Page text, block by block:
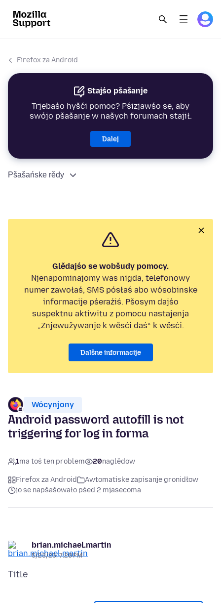
Firefox za Android
Stajśo pšašanje
Trjebaśo hyšći pomoc? Pśizjawśo se, aby
swójo pšašanje w našych forumach stajił.
Dalej
Pšašańske rědy
Glědajśo se wobšudy pomocy.
Njenapominajomy was nigda, telefonowy
numer zawołaś, SMS pósłaś abo wósobinske
informacije pśeraźiś. Pšosym dajśo
suspektnu aktiwitu z pomocu nastajenja
„Znjewužywanje k wěsći daś“ k wěsći.
Dalšne informacije
Wócynjony
Android password autofill is not
triggering for log in forma
1ma toś ten problem 20naglědow
Firefox za Android
Awtomatiske zapisanje gronidłow
jo se napšašowało pśed 2 mjasecoma
brian.michael.martin
5/23/26, 7:20 PM